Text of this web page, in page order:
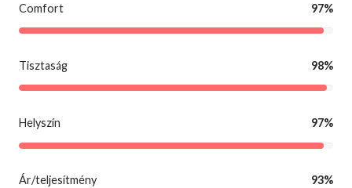
Comfort 97%
Tisztaság 98%
Helyszín 97%
Ár/teljesítmény 93%